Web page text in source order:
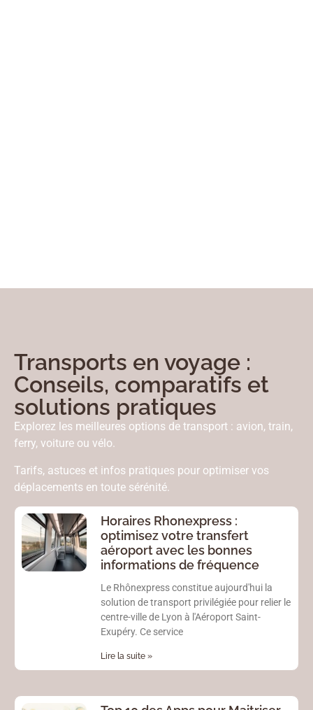
Transports en voyage :
Conseils, comparatifs et
solutions pratiques
Explorez les meilleures options de transport : avion, train,
ferry, voiture ou vélo.
Tarifs, astuces et infos pratiques pour optimiser vos
déplacements en toute sérénité.
Horaires Rhonexpress :
optimisez votre transfert
aéroport avec les bonnes
informations de fréquence
Le Rhônexpress constitue aujourd'hui la
solution de transport privilégiée pour relier le
centre-ville de Lyon à l'Aéroport Saint-
Exupéry. Ce service
Lire la suite »